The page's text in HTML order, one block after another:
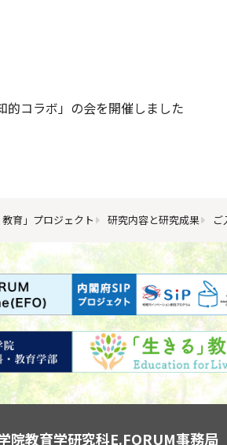
コラボ」の会を開催しました
教育」プロジェクト 研究内容と研究成果 ご
院教育学研究科E.FORUM事務局